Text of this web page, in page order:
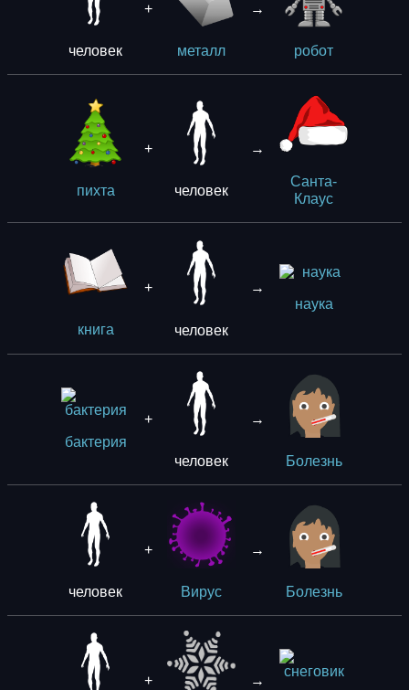
человек
+
металл
→
робот
пихта
+
человек
→
Санта-
Клаус
книга
+
человек
→
наука
бактерия
+
человек
→
Болезнь
человек
+
Вирус
→
Болезнь
+
→